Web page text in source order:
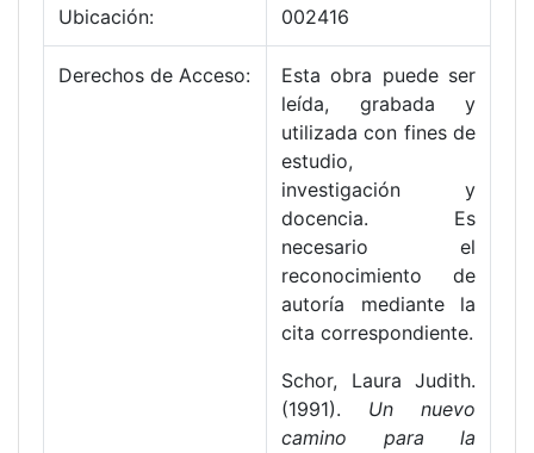
Ubicación: 002416
Derechos de Acceso:
Esta obra puede ser
leída, grabada y
utilizada con fines de
estudio,
investigación y
docencia. Es
necesario el
reconocimiento de
autoría mediante la
cita correspondiente.
Schor, Laura Judith.
(1991). Un nuevo
camino para la